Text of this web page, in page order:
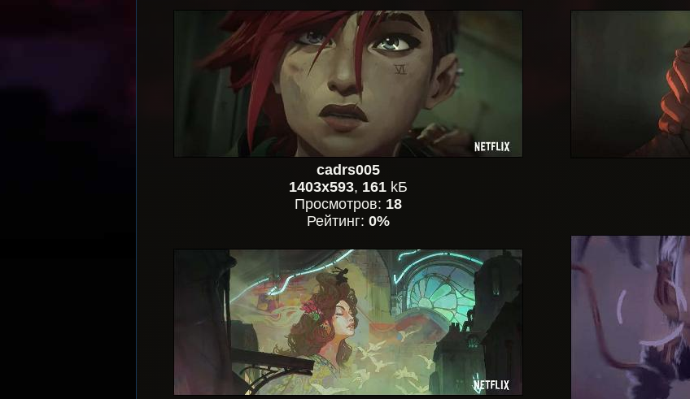
cadrs005
1403x593, 161 kБ
Просмотров: 18
Рейтинг: 0%